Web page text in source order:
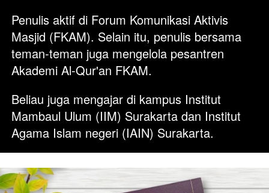
Penulis aktif di Forum Komunikasi Aktivis
Masjid (FKAM). Selain itu, penulis bersama
teman-teman juga mengelola pesantren
Akademi Al-Qur'an FKAM.
Beliau juga mengajar di kampus Institut
Mambaul Ulum (IIM) Surakarta dan Institut
Agama Islam negeri (IAIN) Surakarta.